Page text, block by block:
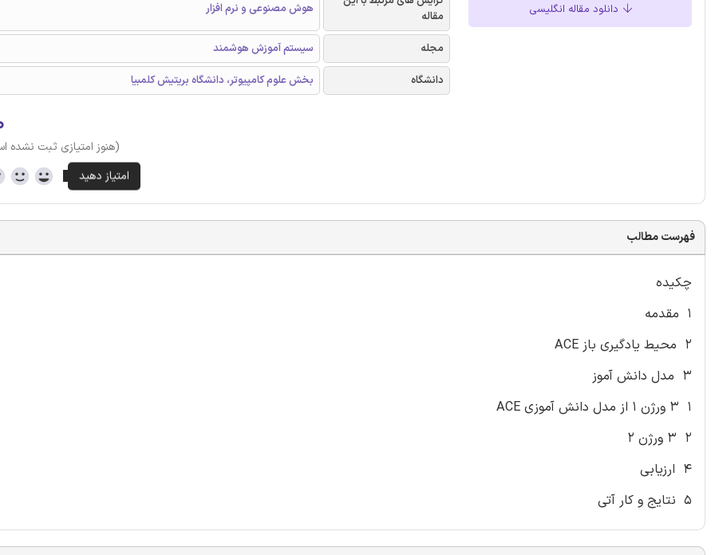
دانلود مقاله انگلیسی
مقاله
هوش مصنوعی و نرم افزار
مجله
سیستم آموزش هوشمند
دانشگاه
بخش علوم کامپیوتر، دانشگاه بریتیش کلمبیا
(هنوز امتیازی ثبت نشده
فهرست مطالب
چکیده
۱ مقدمه
۲ محیط یادگیری باز ACE
۳ مدل دانش آموز
۱ ۳ ورژن ۱ از مدل دانش آموزی ACE
۲ ۳ ورژن ۲
۴ ارزیابی
۵ نتایج و کار آتی